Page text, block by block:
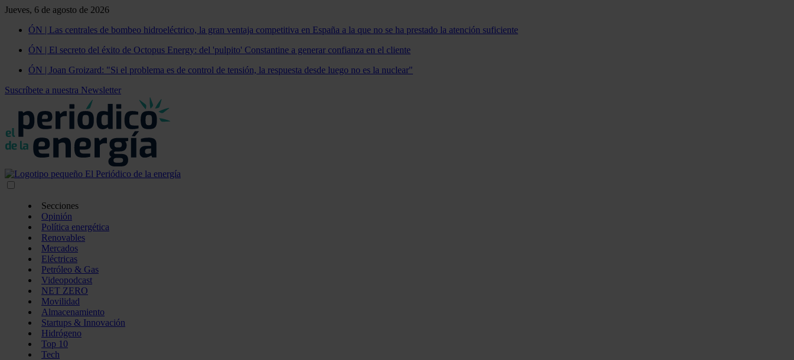
Jueves, 6 de agosto de 2026
ÓN | Las centrales de bombeo hidroeléctrico, la gran ventaja competitiva en España a la que no se ha prestado la atención suficiente
ÓN | El secreto del éxito de Octopus Energy: del 'pulpito' Constantine a generar confianza en el cliente
ÓN | Joan Groizard: "Si el problema es de control de tensión, la respuesta desde luego no es la nuclear"
Suscríbete a nuestra Newsletter
Secciones
Opinión
Política energética
Renovables
Mercados
Eléctricas
Petróleo & Gas
Videopodcast
NET ZERO
Movilidad
Almacenamiento
Startups & Innovación
Hidrógeno
Top 10
Tech